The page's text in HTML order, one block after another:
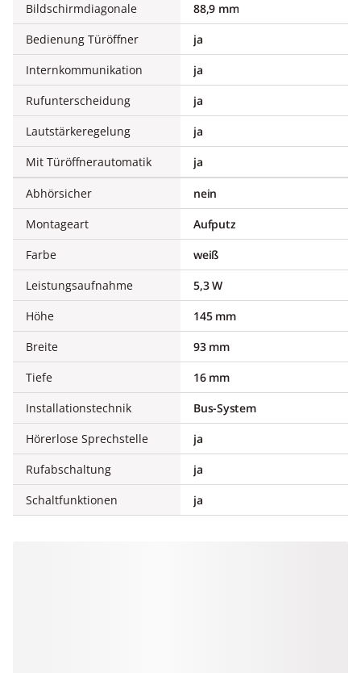
Bildschirmdiagonale
88,9 mm
Bedienung Türöffner
ja
Internkommunikation
ja
Rufunterscheidung
ja
Lautstärkeregelung
ja
Mit Türöffnerautomatik
ja
Abhörsicher
nein
Montageart
Aufputz
Farbe
weiß
Leistungsaufnahme
5,3 W
Höhe
145 mm
Breite
93 mm
Tiefe
16 mm
Installationstechnik
Bus-System
Hörerlose Sprechstelle
ja
Rufabschaltung
ja
Schaltfunktionen
ja